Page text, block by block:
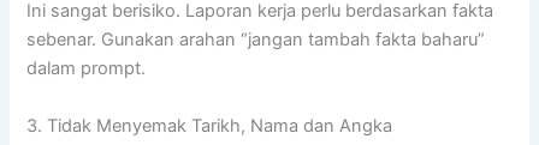
Ini sangat berisiko. Laporan kerja perlu berdasarkan fakta
sebenar. Gunakan arahan “jangan tambah fakta baharu”
dalam prompt.
3. Tidak Menyemak Tarikh, Nama dan Angka